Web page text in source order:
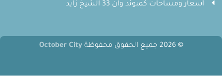
أسعار ومساحات كمبوند وان 33 الشيخ زايد
© 2026 جميع الحقوق محفوظة October City